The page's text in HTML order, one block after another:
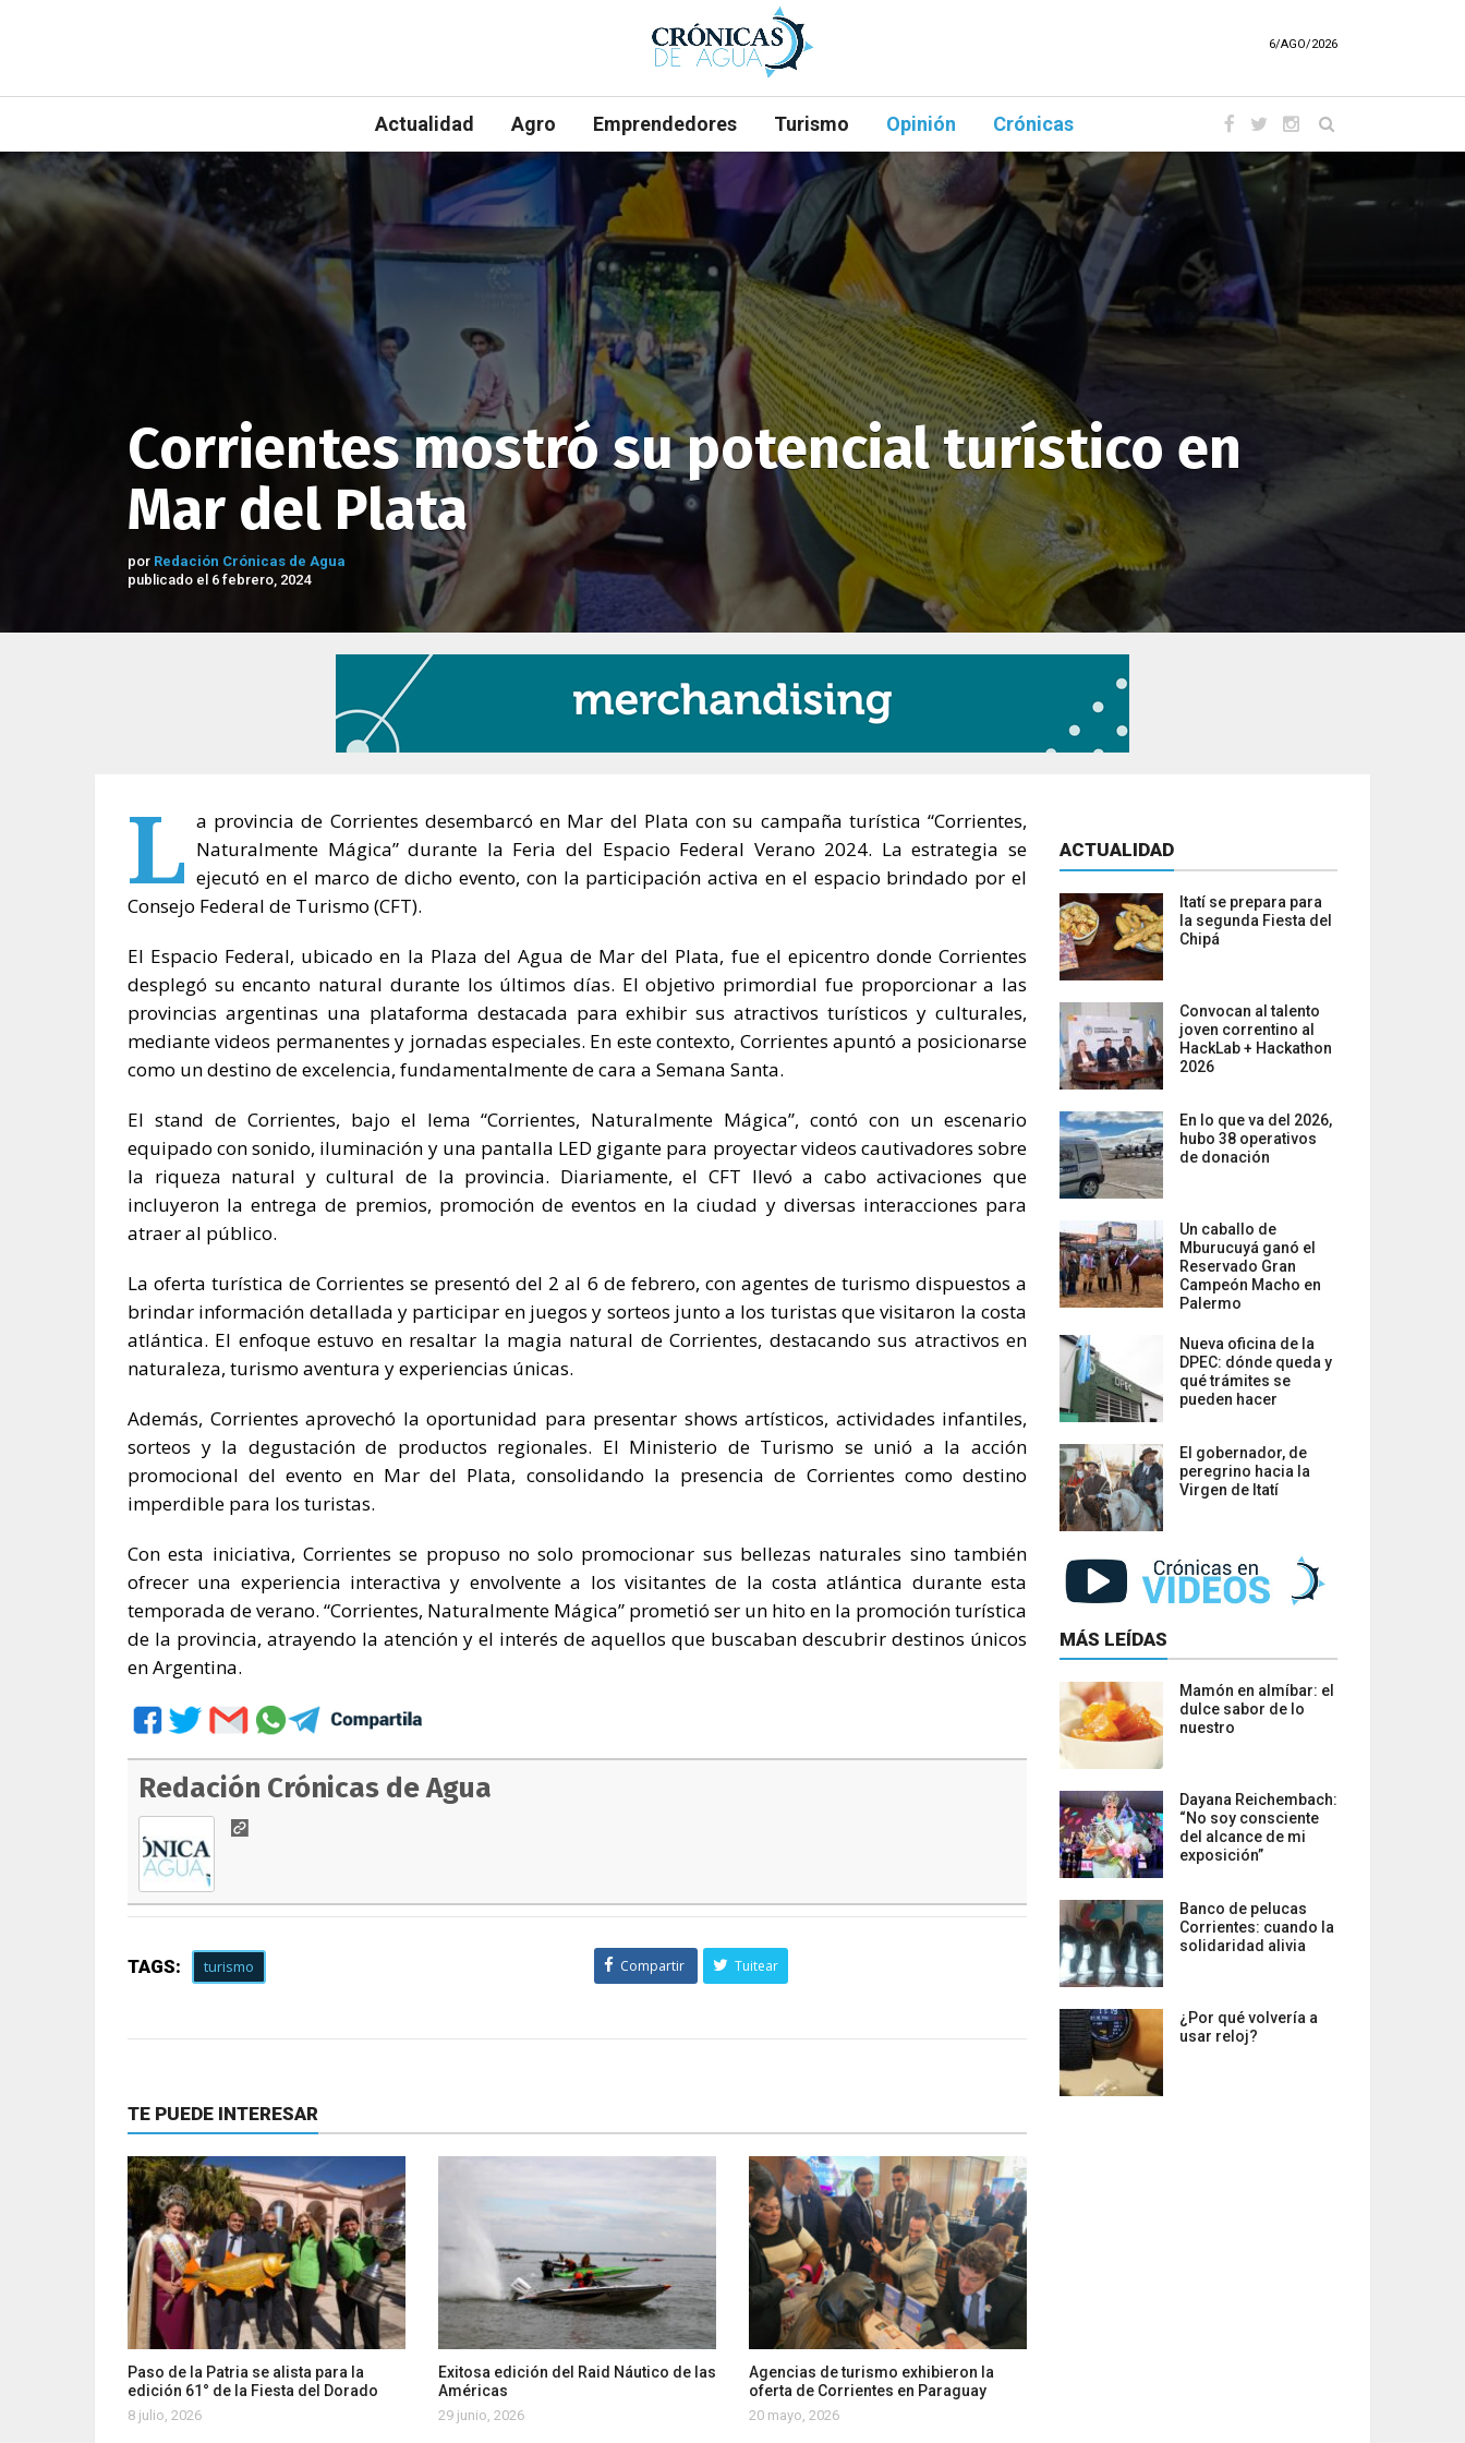
6/AGO/2026
Actualidad Agro Emprendedores Turismo Opinión Crónicas
Corrientes mostró su potencial turístico en
Mar del Plata
por Redación Crónicas de Agua
publicado el 6 febrero, 2024
L a provincia de Corrientes desembarcó en Mar del Plata con su campaña turística “Corrientes,
Naturalmente Mágica” durante la Feria del Espacio Federal Verano 2024. La estrategia se
ejecutó en el marco de dicho evento, con la participación activa en el espacio brindado por el
Consejo Federal de Turismo (CFT).
El Espacio Federal, ubicado en la Plaza del Agua de Mar del Plata, fue el epicentro donde Corrientes
desplegó su encanto natural durante los últimos días. El objetivo primordial fue proporcionar a las
provincias argentinas una plataforma destacada para exhibir sus atractivos turísticos y culturales,
mediante videos permanentes y jornadas especiales. En este contexto, Corrientes apuntó a posicionarse
como un destino de excelencia, fundamentalmente de cara a Semana Santa.
El stand de Corrientes, bajo el lema “Corrientes, Naturalmente Mágica”, contó con un escenario
equipado con sonido, iluminación y una pantalla LED gigante para proyectar videos cautivadores sobre
la riqueza natural y cultural de la provincia. Diariamente, el CFT llevó a cabo activaciones que
incluyeron la entrega de premios, promoción de eventos en la ciudad y diversas interacciones para
atraer al público.
La oferta turística de Corrientes se presentó del 2 al 6 de febrero, con agentes de turismo dispuestos a
brindar información detallada y participar en juegos y sorteos junto a los turistas que visitaron la costa
atlántica. El enfoque estuvo en resaltar la magia natural de Corrientes, destacando sus atractivos en
naturaleza, turismo aventura y experiencias únicas.
Además, Corrientes aprovechó la oportunidad para presentar shows artísticos, actividades infantiles,
sorteos y la degustación de productos regionales. El Ministerio de Turismo se unió a la acción
promocional del evento en Mar del Plata, consolidando la presencia de Corrientes como destino
imperdible para los turistas.
Con esta iniciativa, Corrientes se propuso no solo promocionar sus bellezas naturales sino también
ofrecer una experiencia interactiva y envolvente a los visitantes de la costa atlántica durante esta
temporada de verano. “Corrientes, Naturalmente Mágica” prometió ser un hito en la promoción turística
de la provincia, atrayendo la atención y el interés de aquellos que buscaban descubrir destinos únicos
en Argentina.
Redación Crónicas de Agua
TAGS: turismo Compartir Tuitear
TE PUEDE INTERESAR
Paso de la Patria se alista para la
edición 61° de la Fiesta del Dorado
8 julio, 2026
Exitosa edición del Raid Náutico de las
Américas
29 junio, 2026
Agencias de turismo exhibieron la
oferta de Corrientes en Paraguay
20 mayo, 2026
ACTUALIDAD
Itatí se prepara para
la segunda Fiesta del
Chipá
Convocan al talento
joven correntino al
HackLab + Hackathon
2026
En lo que va del 2026,
hubo 38 operativos
de donación
Un caballo de
Mburucuyá ganó el
Reservado Gran
Campeón Macho en
Palermo
Nueva oficina de la
DPEC: dónde queda y
qué trámites se
pueden hacer
El gobernador, de
peregrino hacia la
Virgen de Itatí
MÁS LEÍDAS
Mamón en almíbar: el
dulce sabor de lo
nuestro
Dayana Reichembach:
“No soy consciente
del alcance de mi
exposición”
Banco de pelucas
Corrientes: cuando la
solidaridad alivia
¿Por qué volvería a
usar reloj?